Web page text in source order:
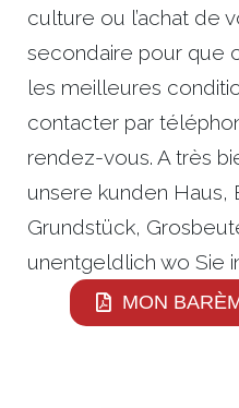
culture ou l’achat de
secondaire pour que
les meilleures
contacter par
rendez-vous. A très
unsere kunden Haus,
Grundstück,
unentgeldlich wo Sie
MON